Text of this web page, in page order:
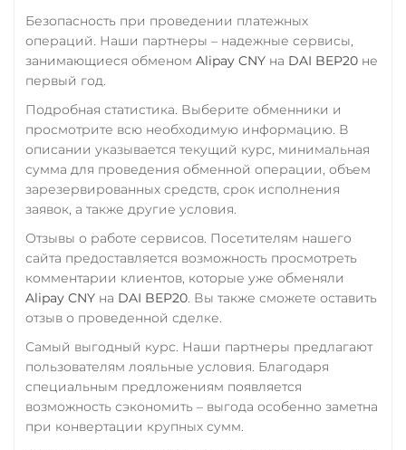
ПУМБ UAH
Райффайзен
РНКБ RUB
Росбанк RUB
Россельхоз банк RUB
RUB KZT QR RUB
Счет ИП/ООО
RUB USD EUR
Тинькофф
RUB
Безопасность при проведении платежных
операций. Наши партнеры – надежные сервисы,
занимающиеся обменом Alipay CNY на DAI BEP20 не
первый год.
Подробная статистика. Выберите обменники и
просмотрите всю необходимую информацию. В
описании указывается текущий курс, минимальная
сумма для проведения обменной операции, объем
зарезервированных средств, срок исполнения
заявок, а также другие условия.
Отзывы о работе сервисов. Посетителям нашего
сайта предоставляется возможность просмотреть
комментарии клиентов, которые уже обменяли
Alipay CNY на DAI BEP20. Вы также сможете оставить
отзыв о проведенной сделке.
Самый выгодный курс. Наши партнеры предлагают
пользователям лояльные условия. Благодаря
специальным предложениям появляется
возможность сэкономить – выгода особенно заметна
при конвертации крупных сумм.